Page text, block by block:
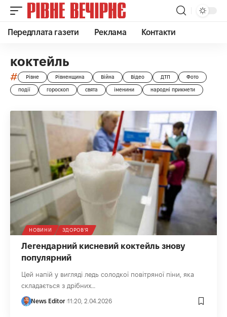
Передплата газети Реклама Контакти
коктейль
# Рівне Рівненщина Війна Відео ДТП Фото
події гороскоп свята іменини народні прикмети
НОВИНИ ЗДОРОВ'Я
Легендарний кисневий коктейль знову
популярний
Цей напій у вигляді ледь солодкої повітряної піни, яка
складається з дрібних…
News Editor 11:20, 2.04.2026